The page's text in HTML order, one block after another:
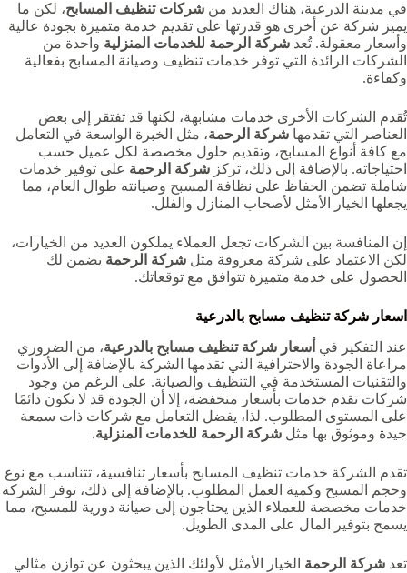
في مدينة الدرعية، هناك العديد من شركات تنظيف المسابح، لكن ما
يميز شركة عن أخرى هو قدرتها على تقديم خدمة متميزة بجودة عالية
وأسعار معقولة. تُعد شركة الرحمة للخدمات المنزلية واحدة من
الشركات الرائدة التي توفر خدمات تنظيف وصيانة المسابح بفعالية
وكفاءة.
تُقدم الشركات الأخرى خدمات مشابهة، لكنها قد تفتقر إلى بعض
العناصر التي تقدمها شركة الرحمة، مثل الخبرة الواسعة في التعامل
مع كافة أنواع المسابح، وتقديم حلول مخصصة لكل عميل حسب
احتياجاته. بالإضافة إلى ذلك، تركز شركة الرحمة على توفير خدمات
شاملة تضمن الحفاظ على نظافة المسبح وصيانته طوال العام، مما
يجعلها الخيار الأمثل لأصحاب المنازل والفلل.
إن المنافسة بين الشركات تجعل العملاء يملكون العديد من الخيارات،
لكن الاعتماد على شركة معروفة مثل شركة الرحمة يضمن لك
الحصول على خدمة متميزة تتوافق مع توقعاتك.
اسعار شركة تنظيف مسابح بالدرعية
عند التفكير في أسعار شركة تنظيف مسابح بالدرعية‏، من الضروري
مراعاة الجودة والاحترافية التي تقدمها الشركة بالإضافة إلى الأدوات
والتقنيات المستخدمة في التنظيف والصيانة. على الرغم من وجود
شركات تقدم خدمات بأسعار منخفضة، إلا أن الجودة قد لا تكون دائمًا
على المستوى المطلوب. لذا، يفضل التعامل مع شركات ذات سمعة
جيدة وموثوق بها مثل شركة الرحمة للخدمات المنزلية.
تقدم الشركة خدمات تنظيف المسابح بأسعار تنافسية، تتناسب مع نوع
وحجم المسبح وكمية العمل المطلوب. بالإضافة إلى ذلك، توفر الشركة
خدمات مخصصة للعملاء الذين يحتاجون إلى صيانة دورية للمسبح، مما
يسمح بتوفير المال على المدى الطويل.
تعد شركة الرحمة الخيار الأمثل لأولئك الذين يبحثون عن توازن مثالي